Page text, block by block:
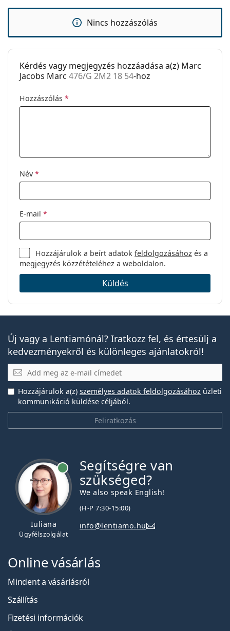
Nem
Kiegészítők
Tok:
Igen
Tisztítókendő:
Igen
Egyéb
Nem:
Kód:
Nincs hozzászólás
Kérdés vagy megjegyzés hozzáadása a(z) Marc
Jacobs Marc 476/G 2M2 18 54-hoz
Hozzászólás *
Név *
E-mail *
Hozzájárulok a beírt adatokfeldolgozásához és a
megjegyzés közzétételéhez a weboldalon.
Küldés
Új vagy a Lentiamónál? Iratkozz fel, és értesülj a
kedvezményekről és különleges ajánlatokról!
E-mail
Feliratkozás
Hozzájárulok a(z) személyes adatok feldolgozásához üzleti
kommunikáció küldése céljából.
Iuliana
Ügyfélszolgálat
Segítségre van
szükséged?
We also speak English!
(H-P 7:30-15:00)
info@lentiamo.hu
Online vásárlás
Mindent a vásárlásról
Szállítás
Fizetési információk